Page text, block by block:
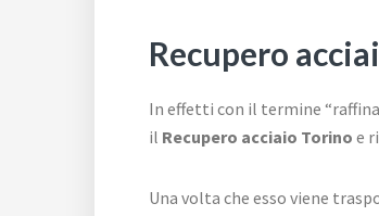
Recupero
In effetti con il termine
il Recupero acciaio Torino e
Una volta che esso viene